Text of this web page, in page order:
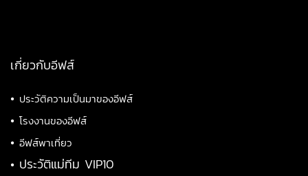
เกี่ยวกับอีฟส์
• ประวัติความเป็นมาของอีฟส์
• โรงงานของอีฟส์
• อีฟส์พาเที่ยว
• ประวัติแม่ทีม VIP10